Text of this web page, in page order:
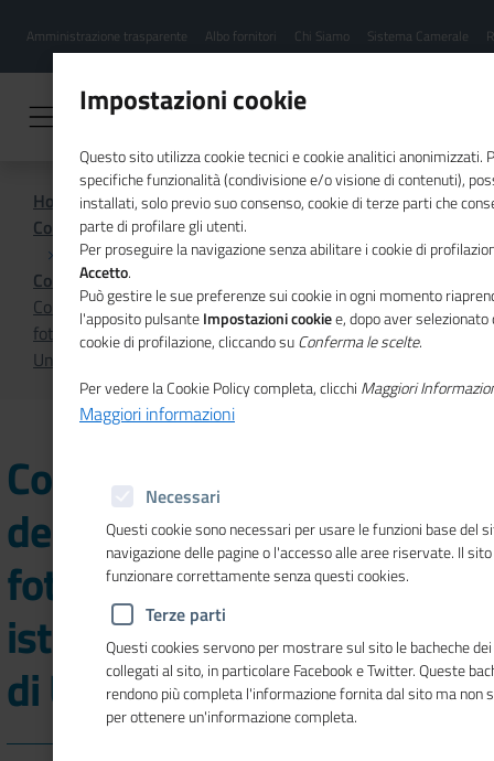
contenuto
Menu
hamburgher
Amministrazione trasparente Albo fornitori Chi Siamo Sistema Camerale
Home
Comunicazione istituzionale per il sistema camerale
Comunicati Stampa
Composizione negoziata della crisi d’impresa: la
fotografia delle 217 istanze nell’Osservatorio di
Unioncamere
Composizione negoziata
della crisi d’impresa: la
fotografia delle 217
istanze nell’Osservatorio
di Unioncamere
Impostazioni cookie
Questo sito utilizza cookie tecnici e cookie analitici anonimizzati.
specifiche funzionalità (condivisione e/o visione di contenuti),
installati, solo previo suo consenso, cookie di terze parti che
parte di profilare gli utenti.
Per proseguire la navigazione senza abilitare i cookie di
Accetto.
Può gestire le sue preferenze sui cookie in ogni momento
l'apposito pulsanteImpostazioni cookiee, dopo aver
cookie di profilazione, cliccando suConferma le scelte.
Per vedere la Cookie Policy completa, clicchi Maggiori
Maggiori informazioni
Necessari
Questi cookie sono necessari per usare le funzioni base del
navigazione delle pagine o l'accesso alle aree riservate. Il
funzionare correttamente senza questi cookies.
Terze parti
Questi cookies servono per mostrare sul sito le bacheche
collegati al sito, in particolare Facebook e Twitter. Queste
rendono più completa l'informazione fornita dal sito ma non
per ottenere un'informazione completa.